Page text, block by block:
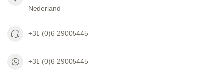
Nederland
+31 (0)6 29005445
+31 (0)6 29005445